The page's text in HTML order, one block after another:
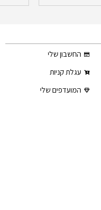
החשבון שלי
עגלת קניות
המועדפים שלי